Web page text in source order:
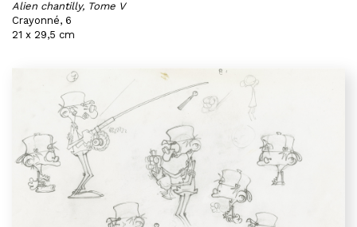
Alien chantilly, Tome V
Crayonné, 6
21 x 29,5 cm